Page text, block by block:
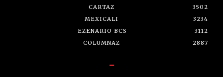
CARTAZ
3502
MEXICALI
3234
EZENARIO BCS
3112
COLUMNAZ
2887
-